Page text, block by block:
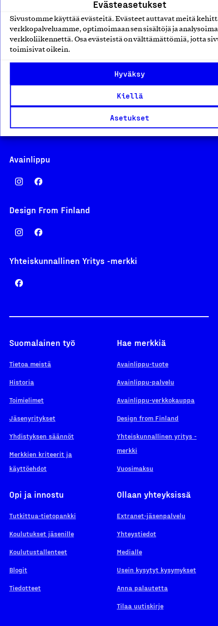
Evästeasetukset
Sivustomme käyttää evästeitä. Evästeet auttavat meitä
verkkopalveluamme, optimoimaan sen sisältöjä ja
verkkoliikennettä. Osa evästeistä on välttämättömiä, jotta
toimisivat oikein.
Hyväksy
Kiellä
Asetukset
Suomalainen työ ry
Eteläranta 14,
asiakaspalvelu@suomalainentyo.fi
laskutus@suomalainentyo.fi
Avainlippu
Design From Finland
Yhteiskunnallinen Yritys -merkki
Suomalainen työ
Tietoa meistä
Historia
Toimielimet
Jäsenyritykset
Yhdistyksen säännöt
Merkkien kriteerit ja
käyttöehdot
Hae merkkiä
Avainlippu-tuote
Avainlippu-palvelu
Avainlippu-verkkokauppa
Design from Finland
Yhteiskunnallinen yritys -
merkki
Vuosimaksu
Opi ja innostu
Tutkittua-tietopankki
Koulutukset jäsenille
Koulutustallenteet
Blogit
Tiedotteet
Ollaan yhteyksissä
Extranet-jäsenpalvelu
Yhteystiedot
Medialle
Usein kysytyt kysymykset
Anna palautetta
Tilaa uutiskirje